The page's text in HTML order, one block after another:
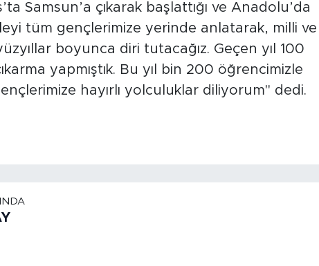
Samsun’a çıkarak başlattığı ve Anadolu’da
tüm gençlerimize yerinde anlatarak, milli ve
boyunca diri tutacağız. Geçen yıl 100
yapmıştık. Bu yıl bin 200 öğrencimizle
hayırlı yolculuklar diliyorum" dedi.